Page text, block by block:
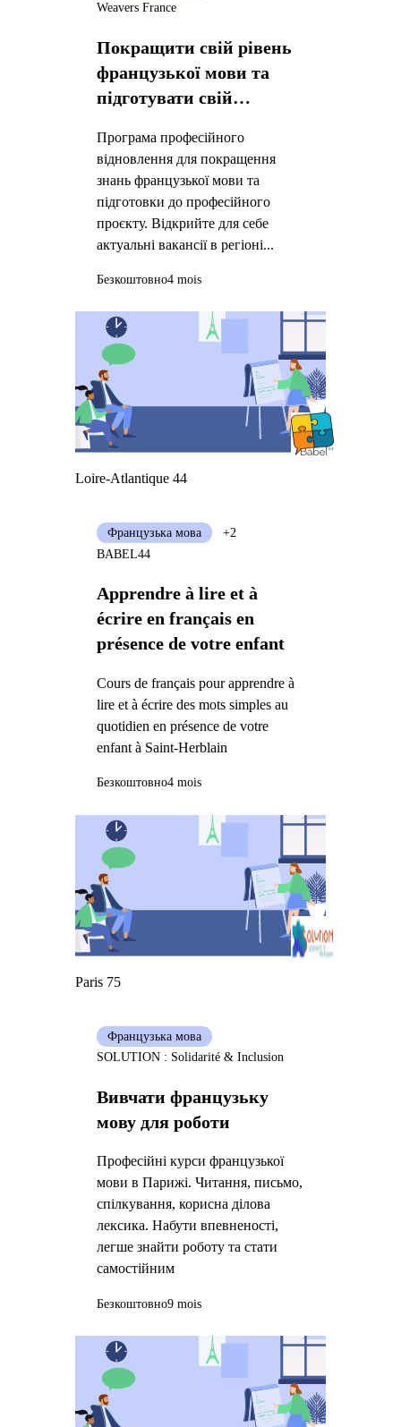
Покращити свій рівень
французької мови та
підготувати свій
Програма професійного
відновлення для покращення
знань французької мови та
підготовки до професійного
проєкту. Відкрийте для себе
актуальні вакансії в регіоні...
Weavers France
Безкоштовно4 mois
Loire-Atlantique 44
Apprendre à lire et à
écrire en français en
présence de votre enfant
Cours de français pour apprendre à
lire et à écrire des mots simples au
quotidien en présence de votre
enfant à Saint-Herblain
Французька мова
+2
BABEL44
Безкоштовно4 mois
Paris 75
Вивчати французьку
мову для роботи
Професійні курси французької
мови в Парижі. Читання, письмо,
спілкування, корисна ділова
лексика. Набути впевненості,
легше знайти роботу та стати
самостійним
Французька мова
SOLUTION : Solidarité & Inclusion
Безкоштовно9 mois